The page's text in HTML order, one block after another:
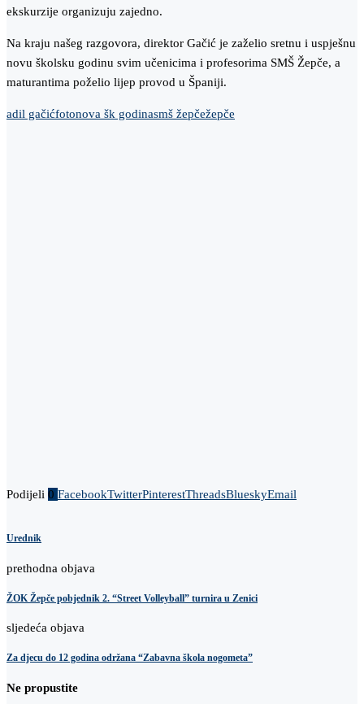
ekskurzije organizuju zajedno.
Na kraju našeg razgovora, direktor Gačić je zaželio sretnu i uspješnu
novu školsku godinu svim učenicima i profesorima SMŠ Žepče, a
maturantima poželio lijep provod u Španiji.
adil gačićfotonova šk godinasmš žepčežepče
Podijeli 0 FacebookTwitterPinterestThreadsBlueskyEmail
Urednik
prethodna objava
ŽOK Žepče pobjednik 2. “Street Volleyball” turnira u Zenici
sljedeća objava
Za djecu do 12 godina održana “Zabavna škola nogometa”
Ne propustite